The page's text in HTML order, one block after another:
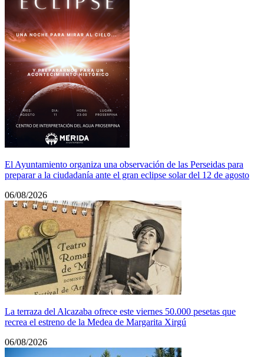
El Ayuntamiento organiza una observación de las Perseidas para
preparar a la ciudadanía ante el gran eclipse solar del 12 de agosto
06/08/2026
La terraza del Alcazaba ofrece este viernes 50.000 pesetas que
recrea el estreno de la Medea de Margarita Xirgú
06/08/2026